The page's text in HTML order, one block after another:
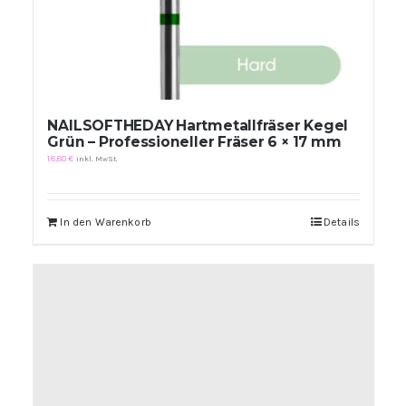
NAILSOFTHEDAY Hartmetallfräser Kegel
Grün – Professioneller Fräser 6 × 17 mm
18,80€ inkl. MwSt.
In den Warenkorb Details